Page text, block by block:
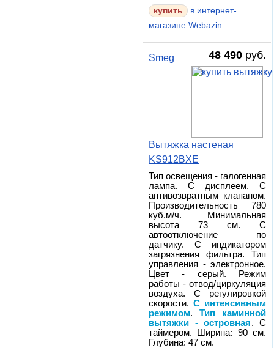
в интернет-
магазине Webazin
48 490 руб.
Smeg
Вытяжка настеная
KS912BXE
Тип освещения - галогенная
лампа. С дисплеем. С
антивозвратным клапаном.
Производительность 780
куб.м/ч. Минимальная
высота 73 см. С
автоотключение по
датчику. С индикатором
загрязнения фильтра. Тип
управления - электронное.
Цвет - серый. Режим
работы - отвод/циркуляция
воздуха. С регулировкой
скорости.С интенсивным
режимом.Тип каминной
вытяжки - островная. С
таймером. Ширина: 90 см.
Глубина: 47 см.